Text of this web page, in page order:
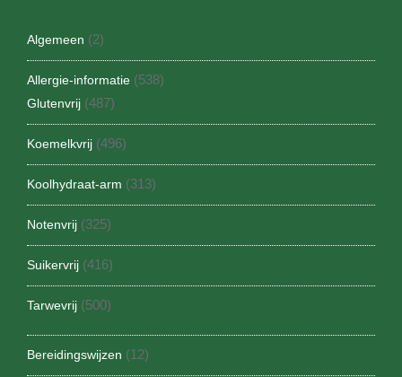
Algemeen (2)
Allergie-informatie (538)
Glutenvrij (487)
Koemelkvrij (496)
Koolhydraat-arm (313)
Notenvrij (325)
Suikervrij (416)
Tarwevrij (500)
Bereidingswijzen (12)